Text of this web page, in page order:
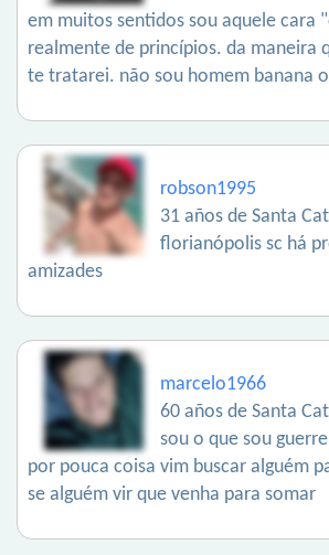
em muitos sentidos sou aquele cara
realmente de princípios. da maneira
te tratarei. não sou homem banana
robson1995
31 años de Santa
florianópolis sc há
amizades
marcelo1966
60 años de Santa
sou o que sou
por pouca coisa vim buscar alguém
se alguém vir que venha para somar